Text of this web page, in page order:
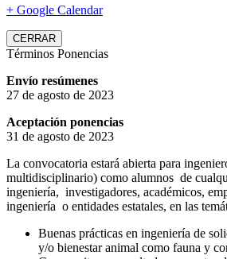
+ Google Calendar
CERRAR
Términos Ponencias
Envío resúmenes
27 de agosto de 2023
Aceptación ponencias
31 de agosto de 2023
La convocatoria estará abierta para
multidisciplinario) como alumnos de
ingeniería, investigadores, académicos,
ingeniería o entidades estatales, en las
Buenas prácticas en ingeniería de
y/o bienestar animal como fauna y